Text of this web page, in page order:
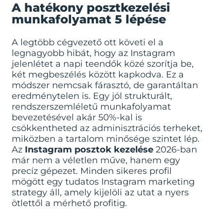
A hatékony posztkezelési
munkafolyamat 5 lépése
A legtöbb cégvezető ott követi el a
legnagyobb hibát, hogy az Instagram
jelenlétet a napi teendők közé szorítja be,
két megbeszélés között kapkodva. Ez a
módszer nemcsak fárasztó, de garantáltan
eredménytelen is. Egy jól strukturált,
rendszerszemléletű munkafolyamat
bevezetésével akár 50%-kal is
csökkentheted az adminisztrációs terheket,
miközben a tartalom minősége szintet lép.
Az Instagram posztok kezelése 2026-ban
már nem a véletlen műve, hanem egy
precíz gépezet. Minden sikeres profil
mögött egy tudatos Instagram marketing
strategy áll, amely kijelöli az utat a nyers
ötlettől a mérhető profitig.